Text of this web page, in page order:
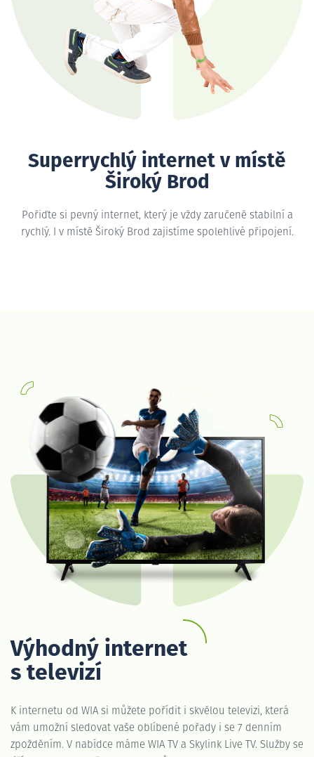
Superrychlý internet v místě
Široký Brod
Pořiďte si pevný internet, který je vždy zaručeně stabilní a
rychlý. I v místě Široký Brod zajistíme spolehlivé připojení.
Výhodný internet
s televizí
K internetu od WIA si můžete pořídit i skvělou televizi, která
vám umožní sledovat vaše oblíbené pořady i se 7 denním
zpožděním. V nabídce máme WIA TV a Skylink Live TV. Služby se